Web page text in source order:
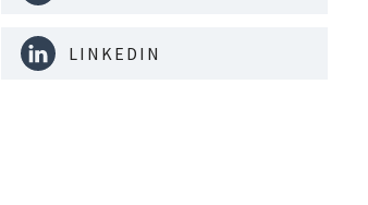
LINKEDIN